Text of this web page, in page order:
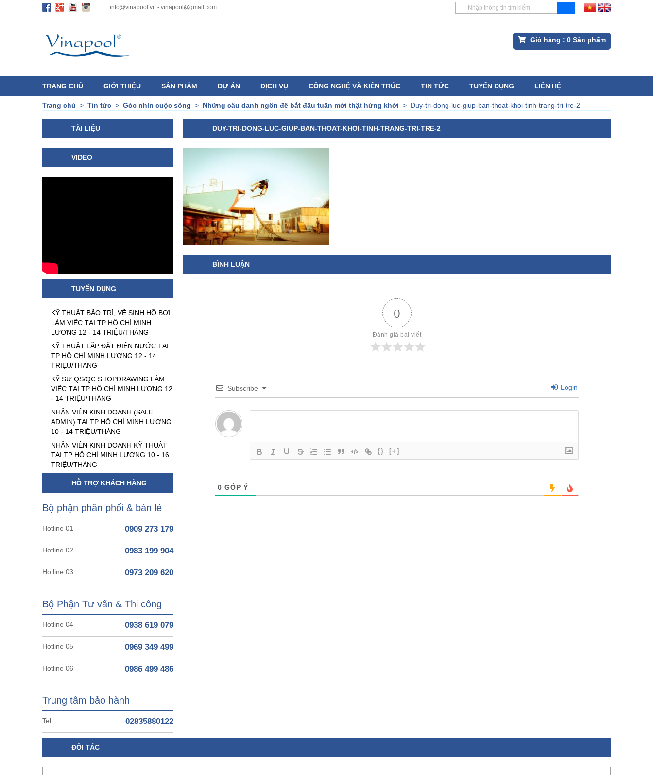
info@vinapool.vn - vinapool@gmail.com
Giỏ hàng : 0 Sản phẩm
TRANG CHỦ GIỚI THIỆU SẢN PHẨM DỰ ÁN DỊCH VỤ CÔNG NGHỆ VÀ KIẾN TRÚC TIN TỨC TUYỂN DỤNG LIÊN HỆ
Trang chủ > Tin tức > Góc nhìn cuộc sống > Những câu danh ngôn để bắt đầu tuần mới thật hứng khởi > Duy-tri-dong-luc-giup-ban-thoat-khoi-tinh-trang-tri-tre-2
TÀI LIỆU
VIDEO
TUYỂN DỤNG
KỸ THUẬT BẢO TRÌ, VỆ SINH HỒ BƠI
LÀM VIỆC TẠI TP HỒ CHÍ MINH
LƯƠNG 12 - 14 TRIỆU/THÁNG
KỸ THUẬT LẮP ĐẶT ĐIỆN NƯỚC TẠI
TP HỒ CHÍ MINH LƯƠNG 12 - 14
TRIỆU/THÁNG
KỸ SƯ QS/QC SHOPDRAWING LÀM
VIỆC TẠI TP HỒ CHÍ MINH LƯƠNG 12
- 14 TRIỆU/THÁNG
NHÂN VIÊN KINH DOANH (SALE
ADMIN) TẠI TP HỒ CHÍ MINH LƯƠNG
10 - 14 TRIỆU/THÁNG
NHÂN VIÊN KINH DOANH KỸ THUẬT
TẠI TP HỒ CHÍ MINH LƯƠNG 10 - 16
TRIỆU/THÁNG
HỖ TRỢ KHÁCH HÀNG
Bộ phận phân phối & bán lẻ
Hotline 01 0909 273 179
Hotline 02 0983 199 904
Hotline 03 0973 209 620
Bộ Phận Tư vấn & Thi công
Hotline 04 0938 619 079
Hotline 05 0969 349 499
Hotline 06 0986 499 486
Trung tâm bảo hành
Tel 02835880122
DUY-TRI-DONG-LUC-GIUP-BAN-THOAT-KHOI-TINH-TRANG-TRI-TRE-2
BÌNH LUẬN
0
Đánh giá bài viết
Subscribe Login
{} [+]
0 GÓP Ý
ĐỐI TÁC